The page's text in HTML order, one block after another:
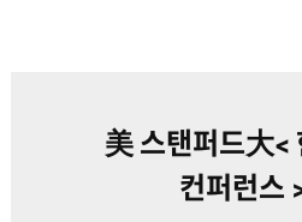
美 스탠퍼드大<
컨퍼런스